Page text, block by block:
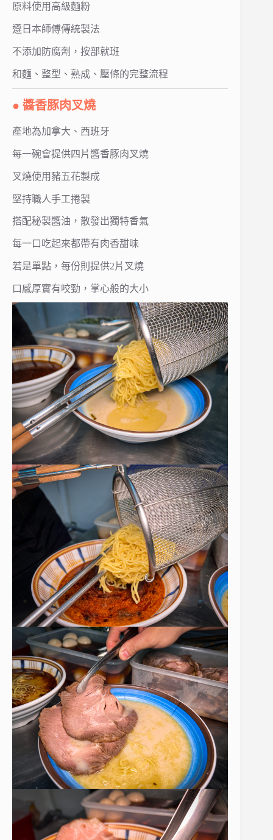
原料使用高級麵粉
遵日本師傅傳統製法
不添加防腐劑，按部就班
和麵、整型、熟成、壓條的完整流程
● 醬香豚肉叉燒
產地為加拿大、西班牙
每一碗會提供四片醬香豚肉叉燒
叉燒使用豬五花製成
堅持職人手工捲製
搭配秘製醬油，散發出獨特香氣
每一口吃起來都帶有肉香甜味
若是單點，每份則提供2片叉燒
口感厚實有咬勁，掌心般的大小